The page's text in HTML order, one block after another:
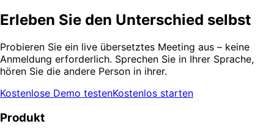
Erleben Sie den Unterschied selbst
Probieren Sie ein live übersetztes Meeting aus – keine
Anmeldung erforderlich. Sprechen Sie in Ihrer Sprache,
hören Sie die andere Person in ihrer.
Kostenlose Demo testenKostenlos starten
Produkt